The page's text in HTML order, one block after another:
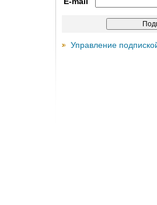
Управление